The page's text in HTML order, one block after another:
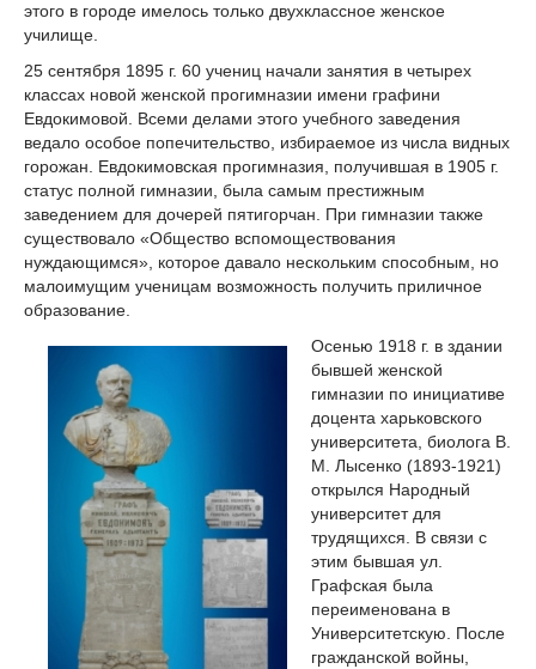
этого в городе имелось только двухклассное женское
училище.
25 сентября 1895 г. 60 учениц начали занятия в четырех
классах новой женской прогимназии имени графини
Евдокимовой. Всеми делами этого учебного заведения
ведало особое попечительство, избираемое из числа видных
горожан. Евдокимовская прогимназия, получившая в 1905 г.
статус полной гимназии, была самым престижным
заведением для дочерей пятигорчан. При гимназии также
существовало «Общество вспомоществования
нуждающимся», которое давало нескольким способным, но
малоимущим ученицам возможность получить приличное
образование.
Осенью 1918 г. в здании
бывшей женской
гимназии по инициативе
доцента харьковского
университета, биолога В.
М. Лысенко (1893-1921)
открылся Народный
университет для
трудящихся. В связи с
этим бывшая ул.
Графская была
переименована в
Университетскую. После
гражданской войны,